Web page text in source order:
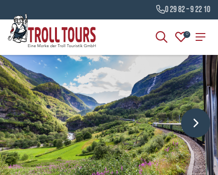
0 29 82 – 9 22 10
0